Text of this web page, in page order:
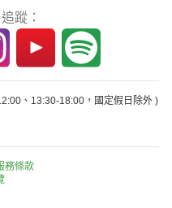
蹤：
、13:30-18:00，國定假日除外 )
務條款